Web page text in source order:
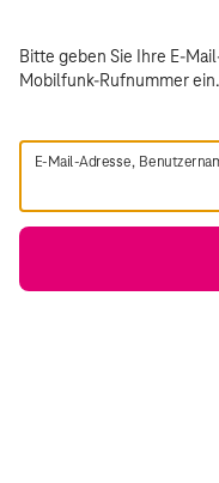
Bitte geben Sie Ihre E-
Mobilfunk-Rufnummer ein.